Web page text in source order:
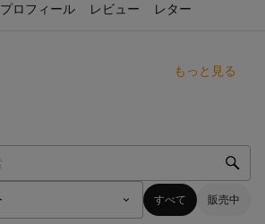
プロフィール レビュー レター
もっと見る
すべて 販売中